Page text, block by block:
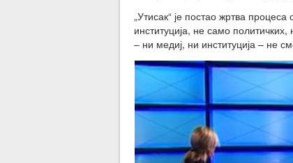
„Утисак“ је постао жртва
институција, не само
– ни медиј, ни институција – не